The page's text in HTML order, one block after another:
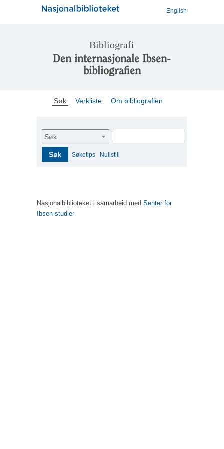
English
Bibliografi
Den internasjonale Ibsen-
bibliografien
Søk Verkliste Om bibliografien
Søk
Søk Søketips Nullstill
Nasjonalbiblioteket i samarbeid med Senter for
Ibsen-studier